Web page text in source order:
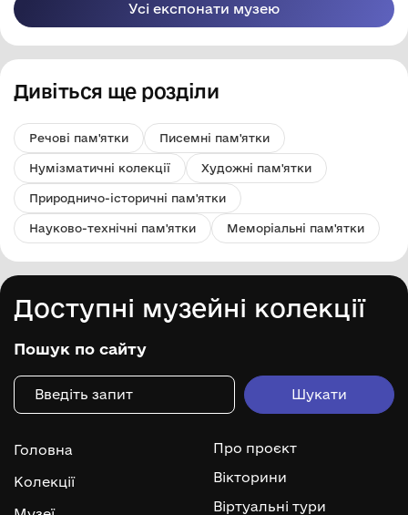
Усі експонати музею
Дивіться ще розділи
Речові пам'ятки Писемні пам'ятки
Нумізматичні колекції Художні пам'ятки
Природничо-історичні пам'ятки
Науково-технічні пам'ятки Меморіальні пам'ятки
Доступні музейні колекції
Пошук по сайту
Головна
Колекції
Про проєкт
Вікторини
Віртуальні тури